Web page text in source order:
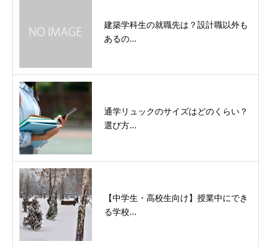
建築学科生の就職先は？設計職以外も
あるの...
通学リュックのサイズはどのくらい？
選び方...
【中学生・高校生向け】授業中にでき
る学校...